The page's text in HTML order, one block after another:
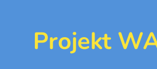
Projekt